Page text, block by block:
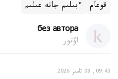
قوعام ءبىلىم جانە عىلىم
без автора
اۆتور
09:43, 08 تامىز 2026